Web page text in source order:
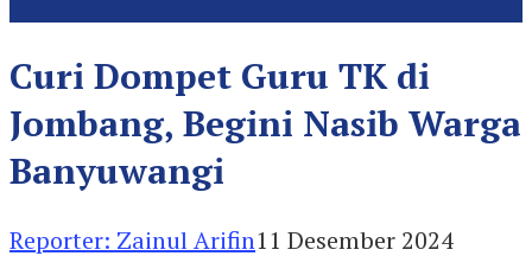
Curi Dompet Guru TK di
Jombang, Begini Nasib Warga
Banyuwangi
Reporter: Zainul Arifin11 Desember 2024